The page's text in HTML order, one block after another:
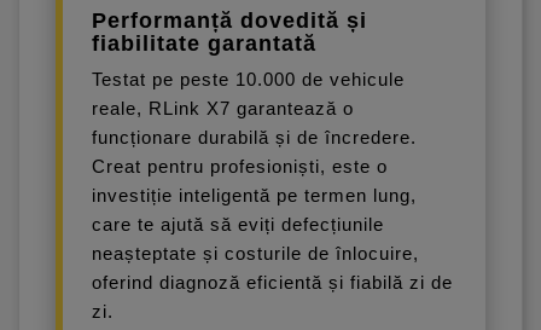
Performanță dovedită și
fiabilitate garantată
Testat pe peste 10.000 de vehicule
reale, RLink X7 garantează o
funcționare durabilă și de încredere.
Creat pentru profesioniști, este o
investiție inteligentă pe termen lung,
care te ajută să eviți defecțiunile
neașteptate și costurile de înlocuire,
oferind diagnoză eficientă și fiabilă zi de
zi.